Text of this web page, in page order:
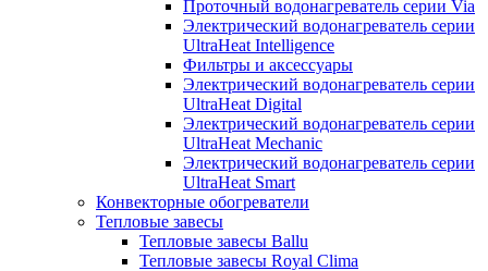
Проточный водонагреватель серии Via
Электрический водонагреватель серии
UltraHeat Intelligence
Фильтры и аксессуары
Электрический водонагреватель серии
UltraHeat Digital
Электрический водонагреватель серии
UltraHeat Mechanic
Электрический водонагреватель серии
UltraHeat Smart
Конвекторные обогреватели
Тепловые завесы
Тепловые завесы Ballu
Тепловые завесы Royal Clima